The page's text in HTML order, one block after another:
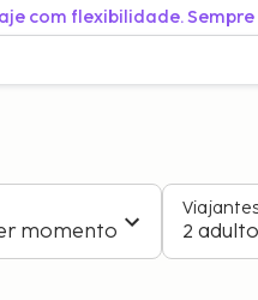
com flexibilidade.
momento 2